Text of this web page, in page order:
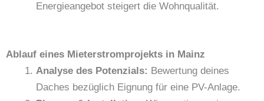
Energieangebot steigert die Wohnqualität.
Ablauf eines Mieterstromprojekts in Mainz
Analyse des Potenzials: Bewertung deines
Daches bezüglich Eignung für eine PV-Anlage.